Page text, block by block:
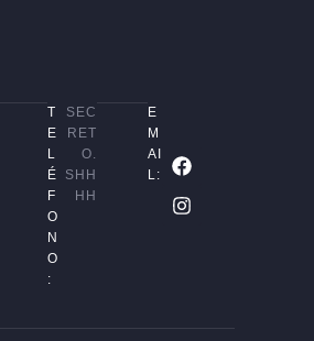
T
E
L
É
F
O
N
O
:
SEC
RET
O.
SHH
HH
E
M
AI
L: